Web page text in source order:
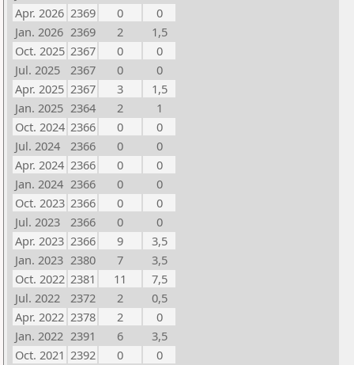
Apr. 2026 2369 0
0
Jan. 2026 2369 2
1,5
Oct. 2025 2367 0
0
Jul. 2025
2367 0
0
Apr. 2025 2367 3
1,5
Jan. 2025 2364 2
1
Oct. 2024 2366 0
0
Jul. 2024
2366 0
0
Apr. 2024 2366 0
0
Jan. 2024 2366 0
0
Oct. 2023 2366 0
0
Jul. 2023
2366 0
0
Apr. 2023 2366 9
3,5
Jan. 2023 2380 7
3,5
Oct. 2022 2381 11
7,5
Jul. 2022
2372 2
0,5
Apr. 2022 2378 2
0
Jan. 2022 2391 6
3,5
Oct. 2021 2392 0
0